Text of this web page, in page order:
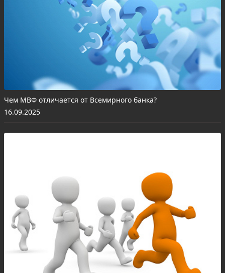
Чем МВФ отличается от Всемирного банка?
16.09.2025